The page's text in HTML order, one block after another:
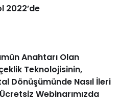
2022’de
Anahtarı Olan
Teknolojisinin,
Dönüşümünde Nasıl İleri
Webinarımızda